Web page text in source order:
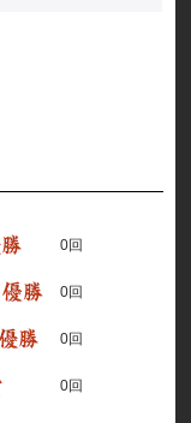
0回
0回
0回
0回